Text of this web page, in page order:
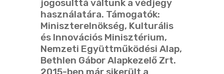
jogosulttá váltunk a védjegy
használatára. Támogatók:
Miniszterelnökség, Kulturális
és Innovációs Minisztérium,
Nemzeti Együttműködési Alap,
Bethlen Gábor Alapkezelő Zrt.